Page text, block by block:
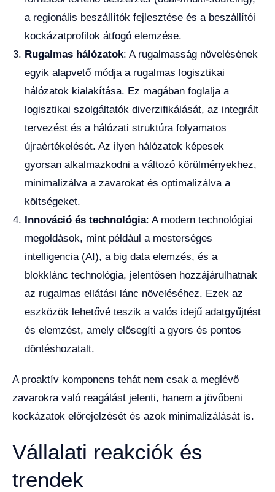
a regionális beszállítók fejlesztése és a beszállítói
kockázatprofilok átfogó elemzése.
Rugalmas hálózatok: A rugalmasság növelésének
egyik alapvető módja a rugalmas logisztikai
hálózatok kialakítása. Ez magában foglalja a
logisztikai szolgáltatók diverzifikálását, az integrált
tervezést és a hálózati struktúra folyamatos
újraértékelését. Az ilyen hálózatok képesek
gyorsan alkalmazkodni a változó körülményekhez,
minimalizálva a zavarokat és optimalizálva a
költségeket.
Innováció és technológia: A modern technológiai
megoldások, mint például a mesterséges
intelligencia (AI), a big data elemzés, és a
blokklánc technológia, jelentősen hozzájárulhatnak
az rugalmas ellátási lánc növeléséhez. Ezek az
eszközök lehetővé teszik a valós idejű adatgyűjtést
és elemzést, amely elősegíti a gyors és pontos
döntéshozatalt.
A proaktív komponens tehát nem csak a meglévő
zavarokra való reagálást jelenti, hanem a jövőbeni
kockázatok előrejelzését és azok minimalizálását is.
Vállalati reakciók és
trendek